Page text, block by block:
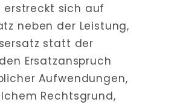
erstreckt sich auf
neben der Leistung,
statt der
Ersatzanspruch
Aufwendungen,
Rechtsgrund,